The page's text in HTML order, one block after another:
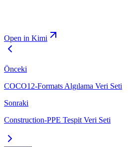
Open in Kimi
Önceki
COCO12-Formats Algılama Veri Seti
Sonraki
Construction-PPE Tespit Veri Seti